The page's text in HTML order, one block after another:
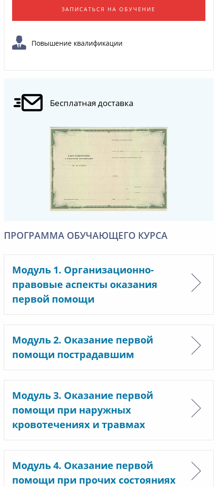
ЗАПИСАТЬСЯ НА ОБУЧЕНИЕ
Повышение квалификации
Бесплатная доставка
ПРОГРАММА ОБУЧАЮЩЕГО КУРСА
Модуль 1. Организационно-
правовые аспекты оказания
первой помощи
Модуль 2. Оказание первой
помощи пострадавшим
Модуль 3. Оказание первой
помощи при наружных
кровотечениях и травмах
Модуль 4. Оказание первой
помощи при прочих состояниях